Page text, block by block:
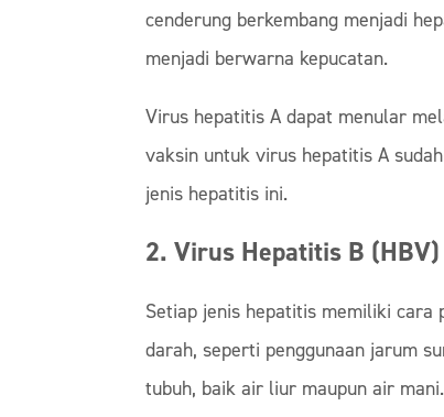
cenderung berkembang menjadi
menjadi berwarna kepucatan.
Virus hepatitis A dapat menular
vaksin untuk virus hepatitis A
jenis hepatitis ini.
2. Virus Hepatitis B (HBV)
Setiap jenis hepatitis memiliki cara
darah, seperti penggunaan jarum
tubuh, baik air liur maupun air